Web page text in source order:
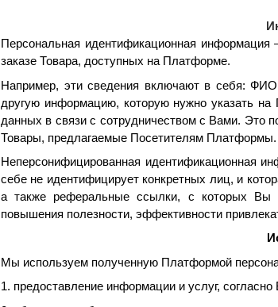
Персональная идентификационная
заказе Товара, доступных на Платформе.
Например, эти сведения включают в себя:
другую информацию, которую нужно указать
данных в связи с сотрудничеством с Вами. Это
Товары, предлагаемые Посетителям Платформы.
Неперсонифицированная идентификационная
себе не идентифицирует конкретных лиц, и
а также реферальные ссылки, с которых Вы
повышения полезности, эффективности
Мы используем полученную Платформой
1. предоставление информации и услуг,